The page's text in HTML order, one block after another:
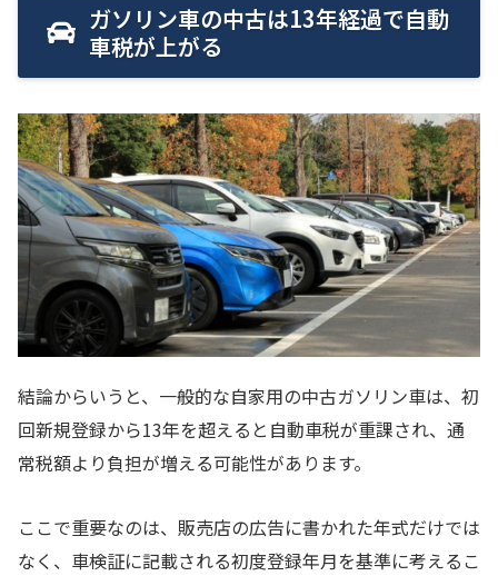
ガソリン車の中古は13年経過で自動
車税が上がる
結論からいうと、一般的な自家用の中古ガソリン車は、初
回新規登録から13年を超えると自動車税が重課され、通
常税額より負担が増える可能性があります。
ここで重要なのは、販売店の広告に書かれた年式だけでは
なく、車検証に記載される初度登録年月を基準に考えるこ